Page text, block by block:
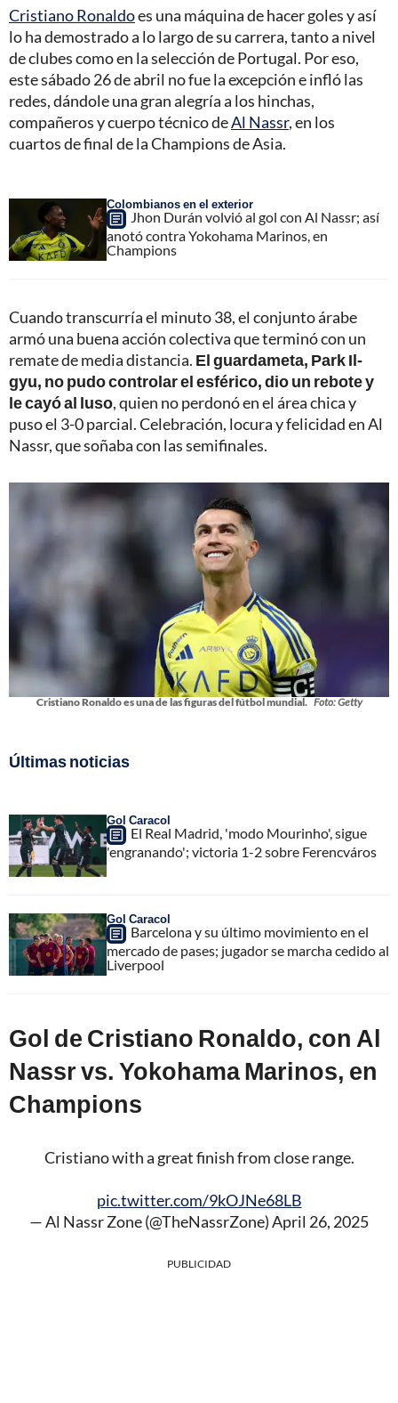
Cristiano Ronaldoes una máquina de hacer goles y así
lo ha demostrado a lo largo de su carrera, tanto a nivel
de clubes como en la selección de Portugal. Por eso,
este sábado 26 de abril no fue la excepción e infló las
redes, dándole una gran alegría a los hinchas,
compañeros y cuerpo técnico deAl Nassr, en los
cuartos de final de la Champions de Asia.
Colombianos en el exterior
Jhon Durán volvió al gol con Al Nassr; así
anotó contra Yokohama Marinos, en
Champions
Cuando transcurría el minuto 38, el conjunto árabe
armó una buena acción colectiva que terminó con un
remate de media distancia. El guardameta, Park Il-
gyu, no pudo controlar el esférico, dio un rebote y
le cayó al luso, quien no perdonó en el área chica y
puso el 3-0 parcial. Celebración, locura y felicidad en Al
Nassr, que soñaba con las semifinales.
Cristiano Ronaldo es una de las figuras del fútbol mundial. Foto: Getty
Últimas noticias
Gol Caracol
El Real Madrid, 'modo Mourinho', sigue
'engranando'; victoria 1-2 sobre Ferencváros
Gol Caracol
Barcelona y su último movimiento en el
mercado de pases; jugador se marcha cedido al
Liverpool
Gol de Cristiano Ronaldo, con Al
Nassr vs. Yokohama Marinos, en
Champions
Cristiano with a great finish from close range.
pic.twitter.com/9kOJNe68LB
— Al Nassr Zone (@TheNassrZone)April 26, 2025
PUBLICIDAD